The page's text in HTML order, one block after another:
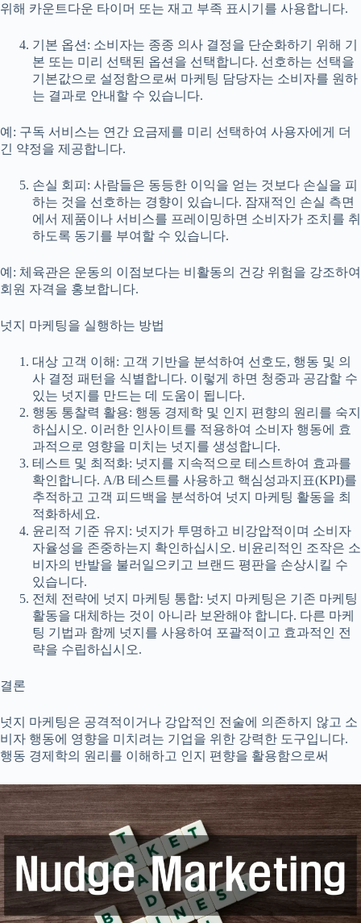
위해 카운트다운 타이머 또는 재고 부족 표시기를 사용합니다.
기본 옵션: 소비자는 종종 의사 결정을 단순화하기 위해 기
본 또는 미리 선택된 옵션을 선택합니다. 선호하는 선택을
기본값으로 설정함으로써 마케팅 담당자는 소비자를 원하
는 결과로 안내할 수 있습니다.
예: 구독 서비스는 연간 요금제를 미리 선택하여 사용자에게 더
긴 약정을 제공합니다.
손실 회피: 사람들은 동등한 이익을 얻는 것보다 손실을 피
하는 것을 선호하는 경향이 있습니다. 잠재적인 손실 측면
에서 제품이나 서비스를 프레이밍하면 소비자가 조치를 취
하도록 동기를 부여할 수 있습니다.
예: 체육관은 운동의 이점보다는 비활동의 건강 위험을 강조하여
회원 자격을 홍보합니다.
넛지 마케팅을 실행하는 방법
대상 고객 이해: 고객 기반을 분석하여 선호도, 행동 및 의
사 결정 패턴을 식별합니다. 이렇게 하면 청중과 공감할 수
있는 넛지를 만드는 데 도움이 됩니다.
행동 통찰력 활용: 행동 경제학 및 인지 편향의 원리를 숙지
하십시오. 이러한 인사이트를 적용하여 소비자 행동에 효
과적으로 영향을 미치는 넛지를 생성합니다.
테스트 및 최적화: 넛지를 지속적으로 테스트하여 효과를
확인합니다. A/B 테스트를 사용하고 핵심성과지표(KPI)를
추적하고 고객 피드백을 분석하여 넛지 마케팅 활동을 최
적화하세요.
윤리적 기준 유지: 넛지가 투명하고 비강압적이며 소비자
자율성을 존중하는지 확인하십시오. 비윤리적인 조작은 소
비자의 반발을 불러일으키고 브랜드 평판을 손상시킬 수
있습니다.
전체 전략에 넛지 마케팅 통합: 넛지 마케팅은 기존 마케팅
활동을 대체하는 것이 아니라 보완해야 합니다. 다른 마케
팅 기법과 함께 넛지를 사용하여 포괄적이고 효과적인 전
략을 수립하십시오.
결론
넛지 마케팅은 공격적이거나 강압적인 전술에 의존하지 않고 소
비자 행동에 영향을 미치려는 기업을 위한 강력한 도구입니다.
행동 경제학의 원리를 이해하고 인지 편향을 활용함으로써